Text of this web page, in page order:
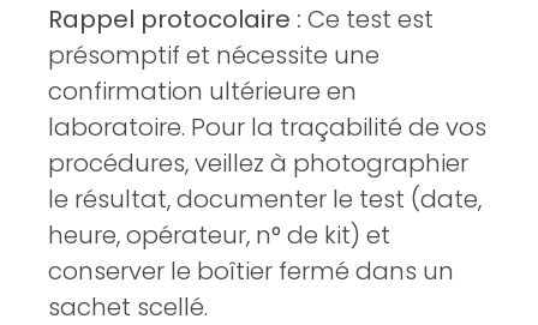
Rappel protocolaire : Ce test est
présomptif et nécessite une
confirmation ultérieure en
laboratoire. Pour la traçabilité de vos
procédures, veillez à photographier
le résultat, documenter le test (date,
heure, opérateur, n° de kit) et
conserver le boîtier fermé dans un
sachet scellé.